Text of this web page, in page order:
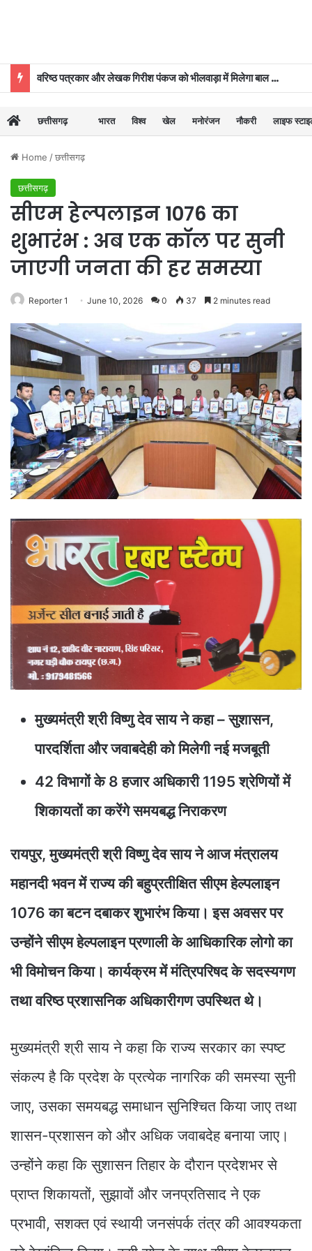
वरिष्ठ पत्रकार और लेखक गिरीश पंकज को भीलवाड़ा में मिलेगा बाल साहित्य सम्मान
छत्तीसगढ़ भारत विश्व खेल मनोरंजन नौकरी लाइफ
Home /छत्तीसगढ़
छत्तीसगढ़
सीएम हेल्पलाइन 1076 का
शुभारंभ : अब एक कॉल पर सुनी
जाएगी जनता की हर समस्या
Reporter 1 June 10, 2026 0 37 2 minutes read
मुख्यमंत्री श्री विष्णु देव साय ने कहा – सुशासन,
पारदर्शिता और जवाबदेही को मिलेगी नई मजबूती
42 विभागों के 8 हजार अधिकारी 1195 श्रेणियों में
शिकायतों का करेंगे समयबद्ध निराकरण
रायपुर, मुख्यमंत्री श्री विष्णु देव साय ने आज मंत्रालय
महानदी भवन में राज्य की बहुप्रतीक्षित सीएम हेल्पलाइन
1076 का बटन दबाकर शुभारंभ किया। इस अवसर पर
उन्होंने सीएम हेल्पलाइन प्रणाली के आधिकारिक लोगो का
भी विमोचन किया। कार्यक्रम में मंत्रिपरिषद के सदस्यगण
तथा वरिष्ठ प्रशासनिक अधिकारीगण उपस्थित थे।
मुख्यमंत्री श्री साय ने कहा कि राज्य सरकार का स्पष्ट
संकल्प है कि प्रदेश के प्रत्येक नागरिक की समस्या सुनी
जाए, उसका समयबद्ध समाधान सुनिश्चित किया जाए तथा
शासन-प्रशासन को और अधिक जवाबदेह बनाया जाए।
उन्होंने कहा कि सुशासन तिहार के दौरान प्रदेशभर से
प्राप्त शिकायतों, सुझावों और जनप्रतिसाद ने एक
प्रभावी, सशक्त एवं स्थायी जनसंपर्क तंत्र की आवश्यकता